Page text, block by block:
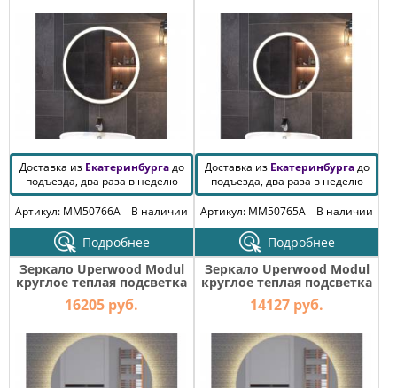
Доставка из Екатеринбургадо
подъезда, два раза в неделю
Артикул: MM50766A
В наличии
Подробнее
Доставка из Екатеринбургадо
подъезда, два раза в неделю
Артикул: MM50765A
В наличии
Подробнее
Зеркало Uperwood Modul
круглое теплая подсветка
80х80 см
16205 руб.
Зеркало Uperwood Modul
круглое теплая подсветка
65х65 см
14127 руб.